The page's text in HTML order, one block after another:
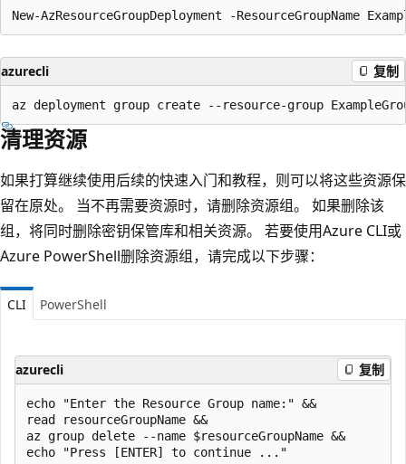
azurecli 复制
清理资源
如果打算继续使用后续的快速入门和教程，则可以将这些资源保
留在原处。 当不再需要资源时，请删除资源组。 如果删除该
组，将同时删除密钥保管库和相关资源。 若要使用Azure CLI或
Azure PowerShell删除资源组，请完成以下步骤：
CLI PowerShell
azurecli 复制
echo "Enter the Resource Group name:" &&
read resourceGroupName &&
az group delete --name $resourceGroupName &&